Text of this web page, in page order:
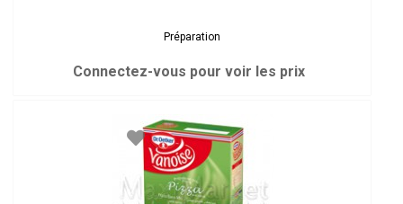
Préparation
Connectez-vous pour voir les prix